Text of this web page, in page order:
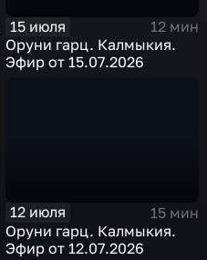
15 июля
12 мин
Оруни гарц. Калмыкия.
Эфир от 15.07.2026
12 июля
15 мин
Оруни гарц. Калмыкия.
Эфир от 12.07.2026